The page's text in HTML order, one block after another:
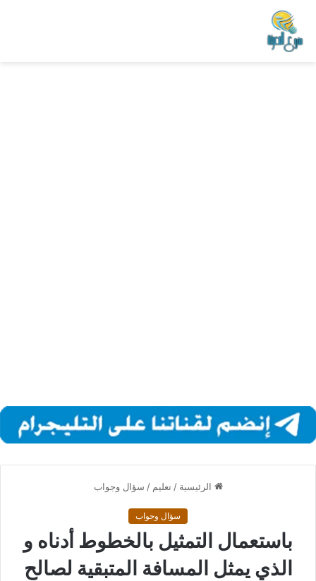
الرئيسية / تعليم / سؤال وجواب
سؤال وجواب
باستعمال التمثيل بالخطوط أدناه و
الذي يمثل المسافة المتبقية لصالح